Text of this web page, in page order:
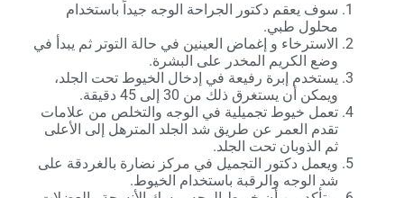
سوف يعقم دكتور الجراحة الوجه جيداً باستخدام
محلول طبي.
الاسترخاء و إغماض العينين في حالة التوتر ثم يبدأ في
وضع الكريم المخدر على البشرة.
يستخدم إبرة رفيعة في إدخال الخيوط تحت الجلد،
ويمكن أن يستغرق ذلك من 30 إلى 45 دقيقة.
تعمل خيوط تجميلية في الوجه والتخلص من علامات
تقدم العمر عن طريق شد الجلد المترهل إلى الأعلى
ثم الذوبان تحت الجلد.
ويعمل دكتور التجميل في مركز نضارة بالغردقة على
شد الوجه والرقبة باستخدام الخيوط.